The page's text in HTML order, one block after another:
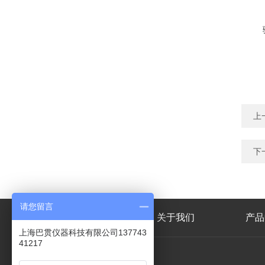
下
关于我们 产
请您留言
上海巴贯仪器科技有限公司137743
41217